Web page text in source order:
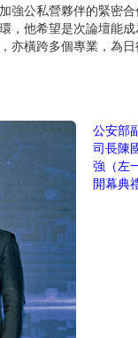
強公私營夥伴的緊密
，他希望是次論壇能
亦橫跨多個專業，為
公安部
司長陳
強（左
開幕典